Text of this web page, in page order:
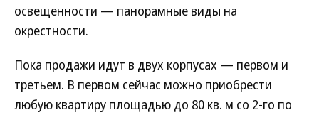
освещенности — панорамные виды на
окрестности.
Пока продажи идут в двух корпусах — первом и
третьем. В первом сейчас можно приобрести
любую квартиру площадью до 80 кв. м со 2-го по